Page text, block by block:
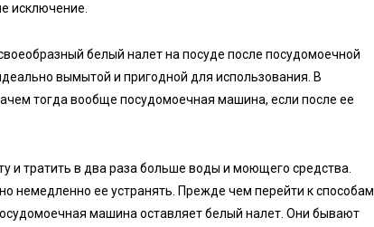
исключение.
белый налет на посуде после посудомоечной
вымытой и пригодной для использования. В
тогда вообще посудомоечная машина, если после ее
и тратить в два раза больше воды и моющего средства.
немедленно ее устранять. Прежде чем перейти к способам
машина оставляет белый налет. Они бывают